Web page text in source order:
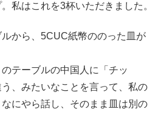
私はこれを3杯いただきました。
から、5CUC紙幣ののった皿が
テーブルの中国人に「チッ
、みたいなことを言って、私の
にやら話し、そのまま皿は別の